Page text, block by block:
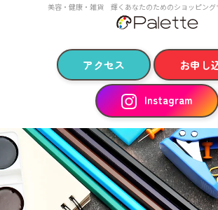
美容・健康・雑貨 輝くあなたのためのショッピング
アクセス お申し
Instagram